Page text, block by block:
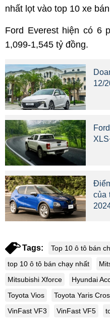
nhất lọt vào top 10 xe
Ford Everest hiện có 6
1,099-1,545 tỷ đồng.
12/
của
Tags:
Top 10 ô tô bán
top 10 ô tô bán chạy nhất
Mitsubishi Xforce
Hyundai
Toyota Vios
Toyota Yaris
VinFast VF3
VinFast VF5